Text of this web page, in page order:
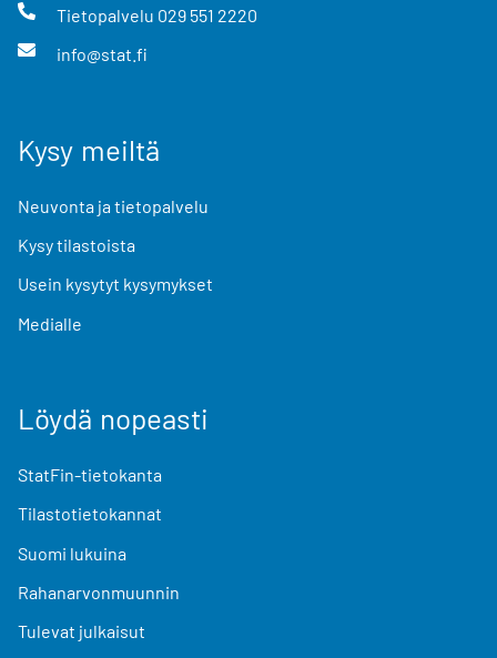
Tietopalvelu 029 551 2220
info@stat.fi
Kysy meiltä
Neuvonta ja tietopalvelu
Kysy tilastoista
Usein kysytyt kysymykset
Medialle
Löydä nopeasti
StatFin-tietokanta
Tilastotietokannat
Suomi lukuina
Rahanarvonmuunnin
Tulevat julkaisut